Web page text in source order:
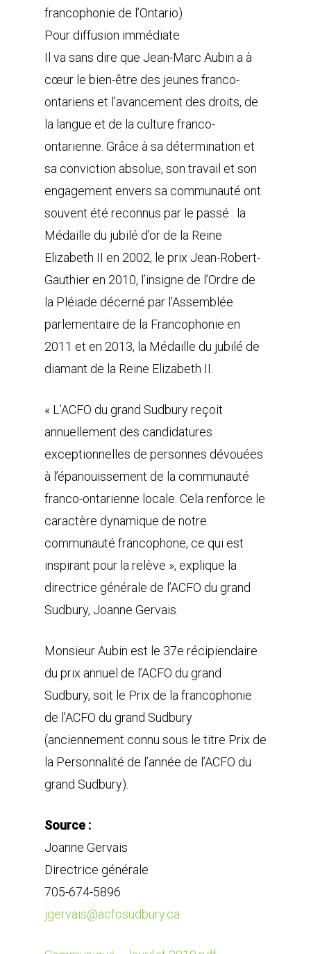
francophonie de l’Ontario)
Pour diffusion immédiate
Il va sans dire que Jean-Marc Aubin a à
cœur le bien-être des jeunes franco-
ontariens et l’avancement des droits, de
la langue et de la culture franco-
ontarienne. Grâce à sa détermination et
sa conviction absolue, son travail et son
engagement envers sa communauté ont
souvent été reconnus par le passé : la
Médaille du jubilé d’or de la Reine
Elizabeth II en 2002, le prix Jean-Robert-
Gauthier en 2010, l’insigne de l’Ordre de
la Pléiade décerné par l’Assemblée
parlementaire de la Francophonie en
2011 et en 2013, la Médaille du jubilé de
diamant de la Reine Elizabeth II.
« L’ACFO du grand Sudbury reçoit
annuellement des candidatures
exceptionnelles de personnes dévouées
à l’épanouissement de la communauté
franco-ontarienne locale. Cela renforce le
caractère dynamique de notre
communauté francophone, ce qui est
inspirant pour la relève », explique la
directrice générale de l’ACFO du grand
Sudbury, Joanne Gervais.
Monsieur Aubin est le 37e récipiendaire
du prix annuel de l’ACFO du grand
Sudbury, soit le Prix de la francophonie
de l’ACFO du grand Sudbury
(anciennement connu sous le titre Prix de
la Personnalité de l’année de l’ACFO du
grand Sudbury).
Source :
Joanne Gervais
Directrice générale
705-674-5896
jgervais@acfosudbury.ca